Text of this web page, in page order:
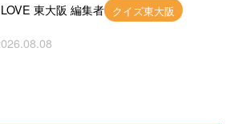
東大阪 編集者 クイズ東大阪